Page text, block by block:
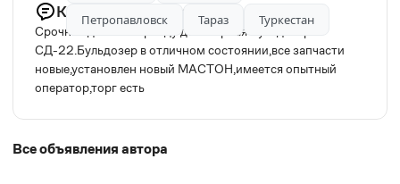
Комментарий продавца
Срочно сдаётся в аренду договорная Бульдозер
СД-22.Бульдозер в отличном состоянии,все запчасти
новые,установлен новый МАСТОН,имеется опытный
оператор,торг есть
Все объявления автора
Петропавловск
Тараз Туркестан